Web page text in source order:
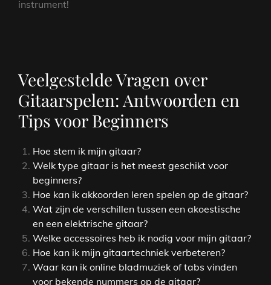
instrument!
Veelgestelde Vragen over
Gitaarspelen: Antwoorden en
Tips voor Beginners
Hoe stem ik mijn gitaar?
Welk type gitaar is het meest geschikt voor
beginners?
Hoe kan ik akkoorden leren spelen op de gitaar?
Wat zijn de verschillen tussen een akoestische
en een elektrische gitaar?
Welke accessoires heb ik nodig voor mijn gitaar?
Hoe kan ik mijn gitaartechniek verbeteren?
Waar kan ik online bladmuziek of tabs vinden
voor bekende nummers op de gitaar?